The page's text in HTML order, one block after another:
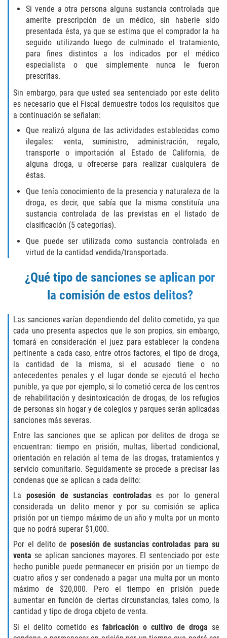
Homicidio
Homicidio Involuntario
Homicidio Voluntario
Intento de Asesinato
Secuestro
Violencia Doméstica
Acecho
Abuso de Ancianos y Adultos
Dependientes
Negligencia Infantil
Orden de Restricción Temporal
Orden de Protección de Emergencia
Órdenes de Restricción
Orden de Restricción Permanente
Porno Venganza
Publicar Información Dañina En
Internet
Violación de Una Orden de
Restricción
Sustracción de Menores
ASSAULT AND BATTERY
ASSAULT
ASSAULT ON A PUBLIC OFFICIAL
ASSAULT WITH A DEADLY WEAPON
ASSAULT WITH CAUSTIC CHEMICALS OR
FLAMMABLE SUBSTANCES
BATTERY
Si vende a otra persona alguna sustancia controlada que
amerite prescripción de un médico, sin haberle sido
presentada ésta, ya que se estima que el comprador la ha
seguido utilizando luego de culminado el tratamiento,
para fines distintos a los indicados por el médico
especialista o que simplemente nunca le fueron
prescritas.
Sin embargo, para que usted sea sentenciado por este delito
es necesario que el Fiscal demuestre todos los requisitos que
a continuación se señalan:
Que realizó alguna de las actividades establecidas como
ilegales: venta, suministro, administración, regalo,
transporte o importación al Estado de California, de
alguna droga, u ofrecerse para realizar cualquiera de
éstas.
Que tenía conocimiento de la presencia y naturaleza de la
droga, es decir, que sabía que la misma constituía una
sustancia controlada de las previstas en el listado de
clasificación (5 categorías).
Que puede ser utilizada como sustancia controlada en
virtud de la cantidad vendida/transportada.
¿Qué tipo de sanciones se aplican por
la comisión de estos delitos?
Las sanciones varían dependiendo del delito cometido, ya que
cada uno presenta aspectos que le son propios, sin embargo,
tomará en consideración el juez para establecer la condena
pertinente a cada caso, entre otros factores, el tipo de droga,
la cantidad de la misma, si el acusado tiene o no
antecedentes penales y el lugar donde se ejecutó el hecho
punible, ya que por ejemplo, si lo cometió cerca de los centros
de rehabilitación y desintoxicación de drogas, de los refugios
de personas sin hogar y de colegios y parques serán aplicadas
sanciones más severas.
Entre las sanciones que se aplican por delitos de droga se
encuentran: tiempo en prisión, multas, libertad condicional,
orientación en relación al tema de las drogas, tratamientos y
servicio comunitario. Seguidamente se procede a precisar las
condenas que se aplican a cada delito:
La posesión de sustancias controladases por lo general
considerada un delito menor y por su comisión se aplica
prisión por un tiempo máximo de un año y multa por un monto
que no podrá superar $1,000.
Por el delito de posesión de sustancias controladas para su
venta se aplican sanciones mayores. El sentenciado por este
hecho punible puede permanecer en prisión por un tiempo de
cuatro años y ser condenado a pagar una multa por un monto
máximo de $20,000. Pero el tiempo en prisión puede
aumentar en función de ciertas circunstancias, tales como, la
cantidad y tipo de droga objeto de venta.
Si el delito cometido esfabricación o cultivo de droga se